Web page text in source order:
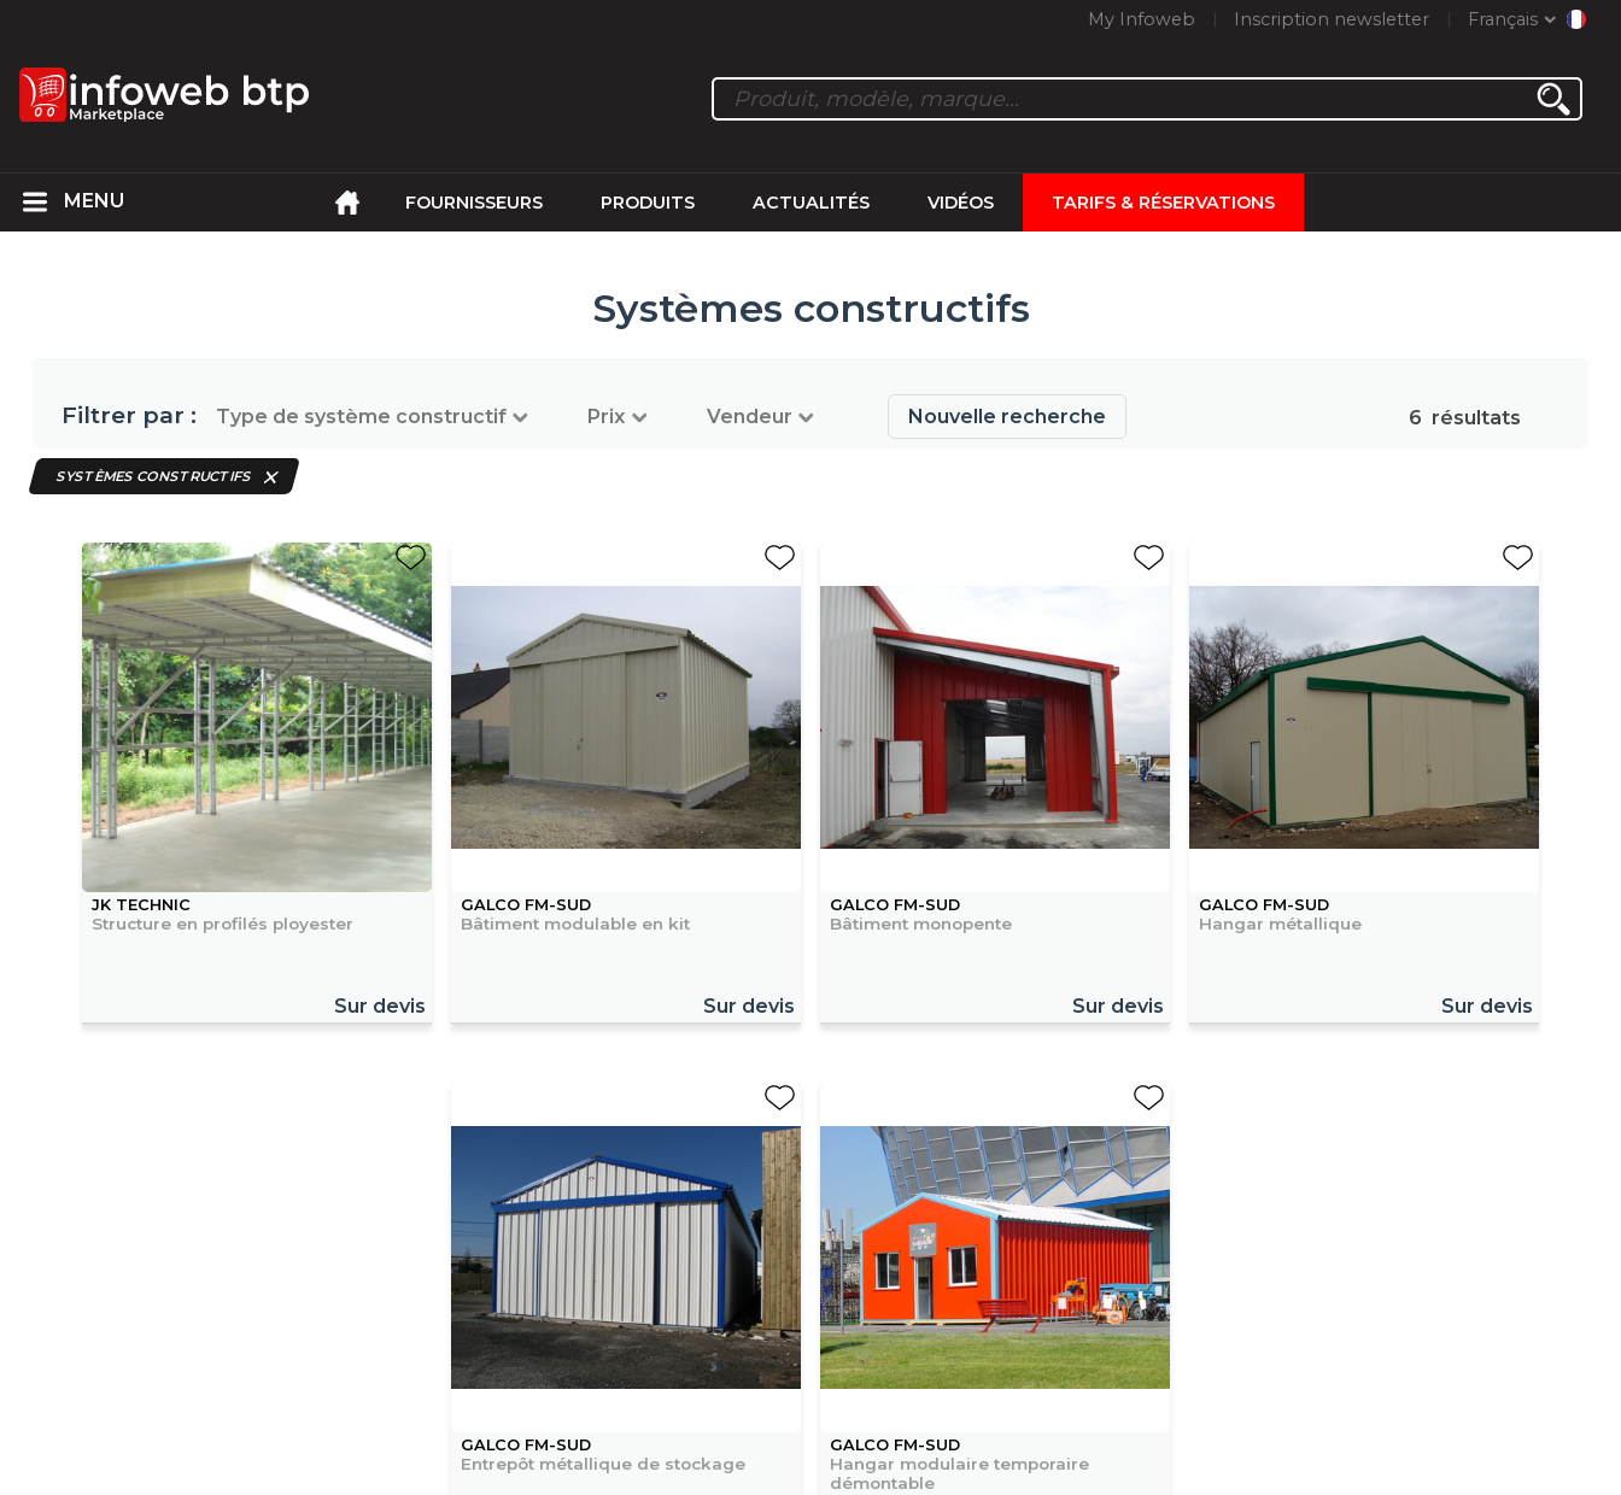
My Infoweb Inscription newsletter Français
FOURNISSEURS PRODUITS ACTUALITÉS VIDÉOS TARIFS & RÉSERVATIONS
Systèmes constructifs
Filtrer par : Type de système constructif Prix Vendeur 6 résultats
Nouvelle recherche
SYSTÈMES CONSTRUCTIFS
JK TECHNIC
Structure en profilés ployester
Sur devis
GALCO FM-SUD
Bâtiment modulable en kit
Sur devis
GALCO FM-SUD
Bâtiment monopente
Sur devis
GALCO FM-SUD
Hangar métallique
Sur devis
GALCO FM-SUD
Entrepôt métallique de stockage
GALCO FM-SUD
Hangar modulaire temporaire
démontable